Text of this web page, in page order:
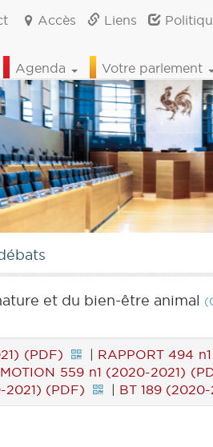
Accès Liens
Agenda Votre parlement
et du bien-être animal
(PDF) | RAPPORT 494
MOTION 559 n1 (2020-2021)
2021) (PDF) | BT 189